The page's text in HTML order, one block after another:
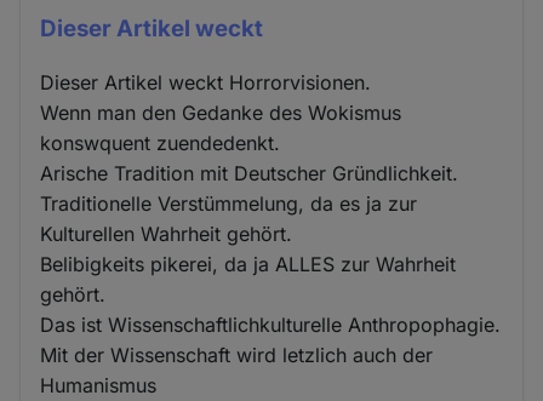
Dieser Artikel weckt
Dieser Artikel weckt Horrorvisionen.
Wenn man den Gedanke des Wokismus
konswquent zuendedenkt.
Arische Tradition mit Deutscher Gründlichkeit.
Traditionelle Verstümmelung, da es ja zur
Kulturellen Wahrheit gehört.
Belibigkeits pikerei, da ja ALLES zur Wahrheit
gehört.
Das ist Wissenschaftlichkulturelle Anthropophagie.
Mit der Wissenschaft wird letzlich auch der
Humanismus